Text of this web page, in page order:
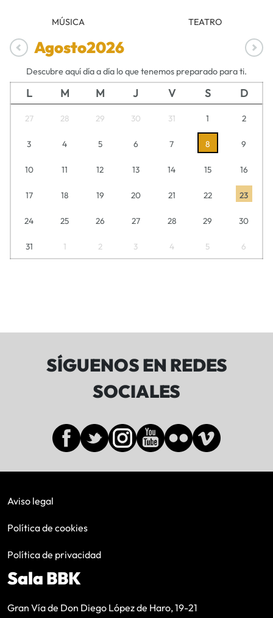
MÚSICA TEATRO
Agosto2026
Descubre aquí día a día lo que tenemos preparado para ti.
L M M J V S D
27 28 29 30 31 1 2
3 4 5 6 7 8 9
10 11 12 13 14 15 16
17 18 19 20 21 22 23
24 25 26 27 28 29 30
31 1 2 3 4 5 6
SÍGUENOS EN REDES
SOCIALES
Aviso legal
Política de cookies
Política de privacidad
Sala BBK
Gran Vía de Don Diego López de Haro, 19-21